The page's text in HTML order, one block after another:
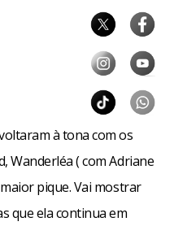
à tona com os
Wanderléa ( com Adriane
pique. Vai mostrar
que ela continua em